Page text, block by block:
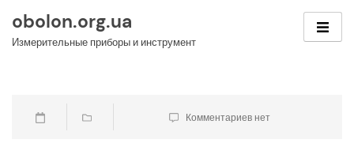
content
obolon.org.ua
Измерительные приборы и инструмент
Комментариев нет